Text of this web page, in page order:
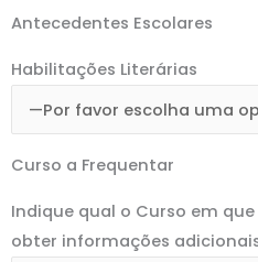
Antecedentes Escolares
Habilitações Literárias
Curso a Frequentar
Indique qual o Curso em
obter informações